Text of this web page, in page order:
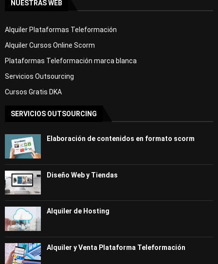
NUESTRAS WEB
Alquiler Plataformas Teleformación
Alquiler Cursos Online Scorm
Plataformas Teleformación marca blanca
Servicios Outsourcing
Cursos Gratis DKA
SERVICIOS OUTSOURCING
Elaboración de contenidos en formato scorm
Diseño Web y Tiendas
Alquiler de Hosting
Alquiler y Venta Plataforma Teleformación